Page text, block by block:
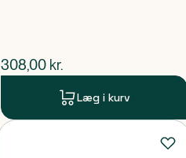
$nuværende pris
308,00 kr.
Læg i kurv